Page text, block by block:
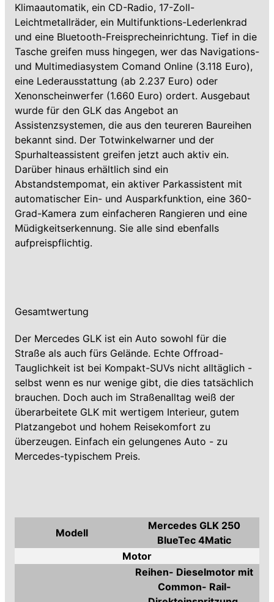
Klimaautomatik, ein CD-Radio, 17-Zoll-
Leichtmetallräder, ein Multifunktions-Lederlenkrad
und eine Bluetooth-Freisprecheinrichtung. Tief in die
Tasche greifen muss hingegen, wer das Navigations-
und Multimediasystem Comand Online (3.118 Euro),
eine Lederausstattung (ab 2.237 Euro) oder
Xenonscheinwerfer (1.660 Euro) ordert. Ausgebaut
wurde für den GLK das Angebot an
Assistenzsystemen, die aus den teureren Baureihen
bekannt sind. Der Totwinkelwarner und der
Spurhalteassistent greifen jetzt auch aktiv ein.
Darüber hinaus erhältlich sind ein
Abstandstempomat, ein aktiver Parkassistent mit
automatischer Ein- und Ausparkfunktion, eine 360-
Grad-Kamera zum einfacheren Rangieren und eine
Müdigkeitserkennung. Sie alle sind ebenfalls
aufpreispflichtig.
Gesamtwertung
Der Mercedes GLK ist ein Auto sowohl für die
Straße als auch fürs Gelände. Echte Offroad-
Tauglichkeit ist bei Kompakt-SUVs nicht alltäglich -
selbst wenn es nur wenige gibt, die dies tatsächlich
brauchen. Doch auch im Straßenalltag weiß der
überarbeitete GLK mit wertigem Interieur, gutem
Platzangebot und hohem Reisekomfort zu
überzeugen. Einfach ein gelungenes Auto - zu
Mercedes-typischem Preis.
Modell
Mercedes GLK 250
BlueTec 4Matic
Motor
Reihen- Dieselmotor mit
Common- Rail-